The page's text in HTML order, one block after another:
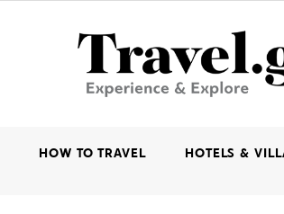
HOW TO TRAVEL HOTELS &